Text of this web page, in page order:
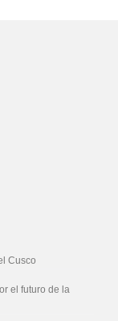
Cusco
el futuro de la